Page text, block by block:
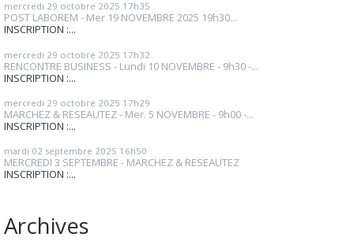
mercredi 29 octobre 2025 17h35
POST LABOREM - Mer 19 NOVEMBRE 2025 19h30...
INSCRIPTION :...
mercredi 29 octobre 2025 17h32
RENCONTRE BUSINESS - Lundi 10 NOVEMBRE - 9h30 -...
INSCRIPTION :...
mercredi 29 octobre 2025 17h29
MARCHEZ & RESEAUTEZ - Mer. 5 NOVEMBRE - 9h00 -...
INSCRIPTION :...
mardi 02 septembre 2025 16h50
MERCREDI 3 SEPTEMBRE - MARCHEZ & RESEAUTEZ
INSCRIPTION :...
Archives